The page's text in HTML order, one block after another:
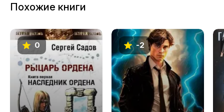
12
13
14
15
16
17
Похожие книги
0 -2